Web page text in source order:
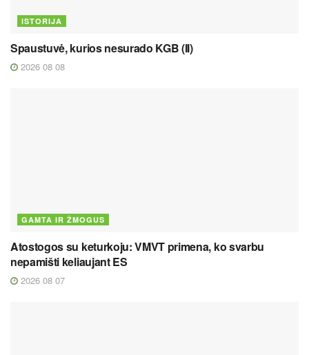
ISTORIJA
Spaustuvė, kurios nesurado KGB (II)
2026 08 08
GAMTA IR ŽMOGUS
Atostogos su keturkoju: VMVT primena, ko svarbu
nepamišti keliaujant ES
2026 08 07